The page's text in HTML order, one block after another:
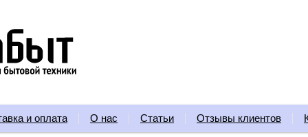
и оплата О нас Статьи Отзывы клиентов